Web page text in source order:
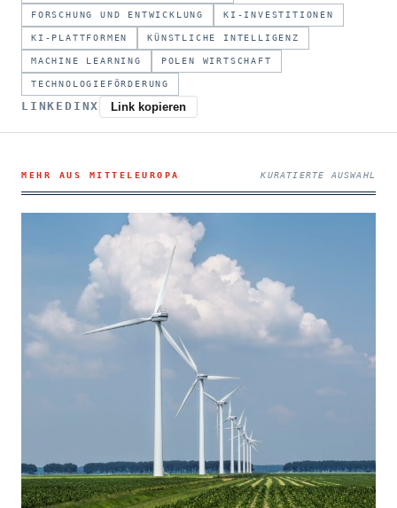
FORSCHUNG UND ENTWICKLUNG KI-INVESTITIONEN
KI-PLATTFORMEN KÜNSTLICHE INTELLIGENZ
MACHINE LEARNING POLEN WIRTSCHAFT
TECHNOLOGIEFÖRDERUNG
LINKEDINX Link kopieren
MEHR AUS MITTELEUROPA KURATIERTE AUSWAHL